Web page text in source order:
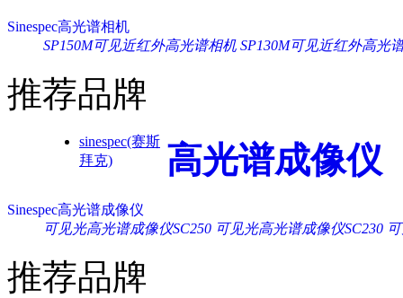
Sinespec高光谱相机
SP150M可见近红外高光谱相机 SP130M可见近红外高光
推荐品牌
sinespec(赛斯
拜克)
高光谱成像仪
Sinespec高光谱成像仪
可见光高光谱成像仪SC250 可见光高光谱成像仪SC230
推荐品牌